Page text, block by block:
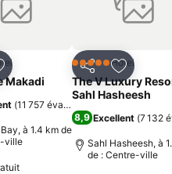
dispose bien sûr de
aux personnes à mobilité
combleront les amateurs
l'établissement, les
profiter des places de
incluent par ailleurs un
24, un service de baby-sitting,
de transfert, un room service,
service de blanchisserie et un
à mes favoris
Makadi
(11 757 évaluations
à 1.4 km de
ville
PartagerAjouter
5 Étoiles Hôtel
The V Luxury
Sahl Hasheesh
8,9 Excellent (7 132
Sahl Hasheesh, à
de : Centre-ville